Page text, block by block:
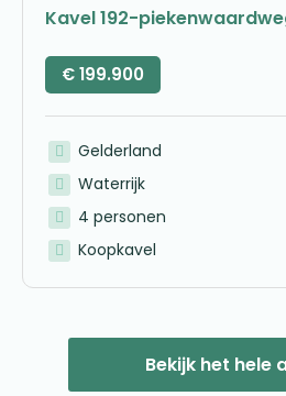
Kavel 192-
€199.900
Gelderland
Waterrijk
4 personen
Koopkavel
Bekijk het hele